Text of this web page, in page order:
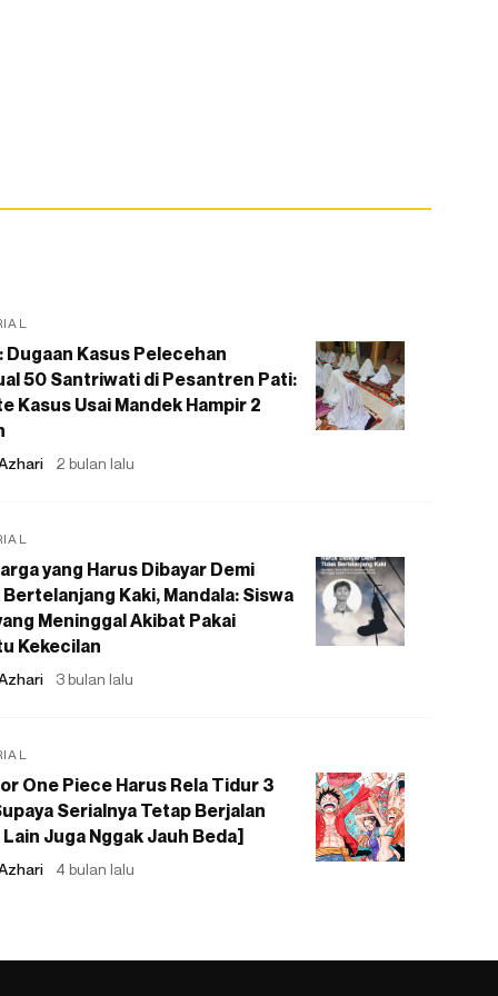
Dugaan Kasus Pelecehan
50 Santriwati di Pesantren Pati:
Kasus Usai Mandek Hampir 2
2 bulan lalu
yang Harus Dibayar Demi
Kaki, Mandala: Siswa
Meninggal Akibat Pakai
Kekecilan
3 bulan lalu
One Piece Harus Rela Tidur 3
Serialnya Tetap Berjalan
Lain Juga Nggak Jauh Beda]
4 bulan lalu